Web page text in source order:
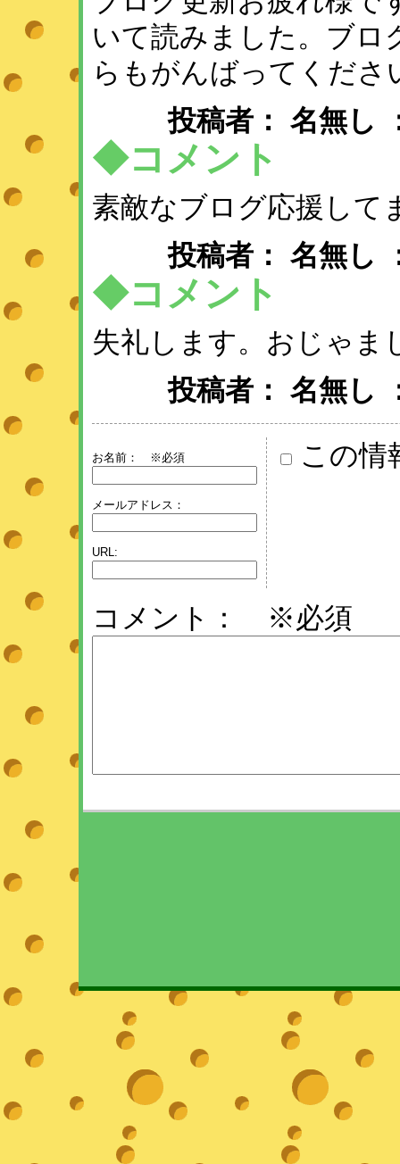
いて読みました。ブロ
らもがんばってくだ
投稿者： 名無し
◆コメント
素敵なブログ応援し
投稿者： 名無し
◆コメント
失礼します。おじゃま
投稿者： 名無し
お名前： ※必須
メールアドレス：
URL:
この情
コメント： ※必須